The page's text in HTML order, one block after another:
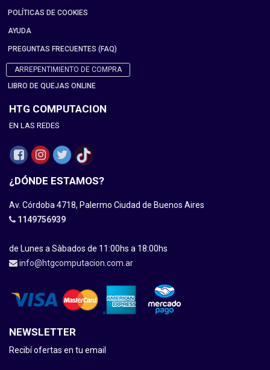
POLÍTICAS DE COOKIES
AYUDA
PREGUNTAS FRECUENTES (FAQ)
ARREPENTIMIENTO DE COMPRA
LIBRO DE QUEJAS ONLINE
HTG COMPUTACION
EN LAS REDES
¿DÓNDE ESTAMOS?
Av. Córdoba 4718, Palermo Ciudad de Buenos Aires
1149756939
de Lunes a Sàbados de 11:00hs a 18:00hs
info@htgcomputacion.com.ar
NEWSLETTER
Recibí ofertas en tu email